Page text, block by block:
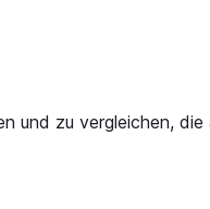
und zu vergleichen,